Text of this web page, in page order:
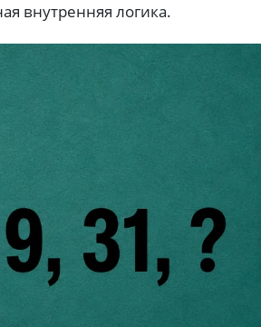
внутренняя логика.